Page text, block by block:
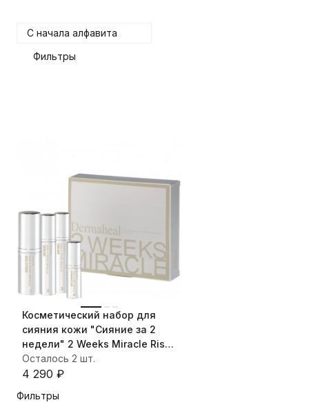
C начала алфавита
Фильтры
Косметический набор для
сияния кожи "Сияние за 2
недели" 2 Weeks Miracle Rise
n Shine Anti-Pigmentation Set
Осталось 2 шт.
4 290 ₽
Фильтры